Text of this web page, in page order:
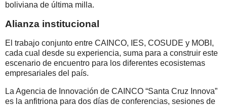
boliviana de última milla.
Alianza institucional
El trabajo conjunto entre CAINCO, IES, COSUDE y MOBI,
cada cual desde su experiencia, suma para a construir este
escenario de encuentro para los diferentes ecosistemas
empresariales del país.
La Agencia de Innovación de CAINCO “Santa Cruz Innova”
es la anfitriona para dos días de conferencias, sesiones de